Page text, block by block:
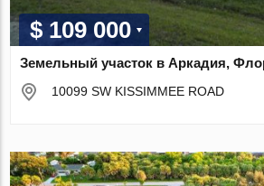
$ 109 000
Земельный участок в Аркадия,
10099 SW KISSIMMEE ROAD